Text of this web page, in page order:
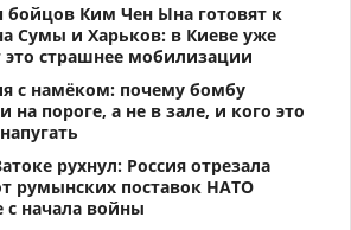
бойцов Ким Чен Ына готовят к
Сумы и Харьков: в Киеве уже
это страшнее мобилизации
с намёком: почему бомбу
на пороге, а не в зале, и кого это
рухнул: Россия отрезала
румынских поставок НАТО
с начала войны